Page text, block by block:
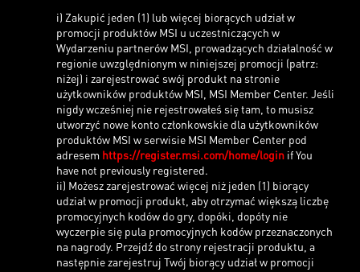
i) Zakupić jeden (1) lub więcej biorących udział w
promocji produktów MSI u uczestniczących w
Wydarzeniu partnerów MSI, prowadzących działalność w
regionie uwzględnionym w niniejszej promocji (patrz:
niżej) i zarejestrować swój produkt na stronie
użytkowników produktów MSI, MSI Member Center. Jeśli
nigdy wcześniej nie rejestrowałeś się tam, to musisz
utworzyć nowe konto członkowskie dla użytkowników
produktów MSI w serwisie MSI Member Center pod
adresem https://register.msi.com/home/login if You
have not previously registered.
ii) Możesz zarejestrować więcej niż jeden (1) biorący
udział w promocji produkt, aby otrzymać większą liczbę
promocyjnych kodów do gry, dopóki, dopóty nie
wyczerpie się pula promocyjnych kodów przeznaczonych
na nagrody. Przejdź do strony rejestracji produktu, a
następnie zarejestruj Twój biorący udział w promocji